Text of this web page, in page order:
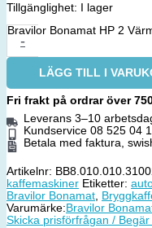
Tillgänglighet: I lager
-
Bravilor Bonamat HP 2
LÄGG TILL I
Fri frakt på ordrar över
Leverans 3–10
Kundservice 08 525 04
Betala med faktura,
Artikelnr:
kaffemaskiner Etiketter:
Bravilor Bonamat,
Varumärke: Bravilor
Skicka prisförfrågan /